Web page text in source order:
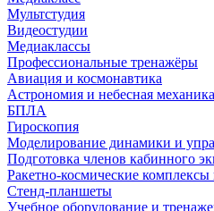
Мультстудия
Видеостудии
Медиаклассы
Профессиональные тренажёры
Авиация и космонавтика
Астрономия и небесная механика
БПЛА
Гироскопия
Моделирование динамики и
Подготовка членов кабинного
Ракетно-космические комплексы
Стенд-планшеты
Учебное оборудование и